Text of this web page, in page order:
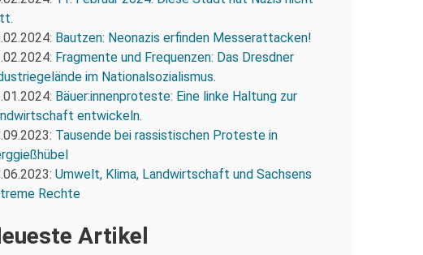
Bautzen: Neonazis erfinden Messerattacken!
Fragmente und Frequenzen: Das Dresdner
im Nationalsozialismus.
Bäuer:innenproteste: Eine linke Haltung zur
entwickeln.
Tausende bei rassistischen Proteste in
Umwelt, Klima, Landwirtschaft und Sachsens
Rechte
Artikel